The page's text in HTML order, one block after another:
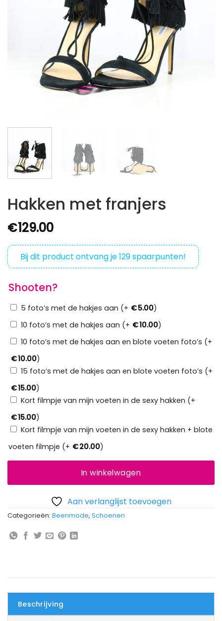
Hakken met franjers
€129.00
Bij dit product ontvang je129spaarpunten!
Shooten?
5 foto’s met de hakjes aan (+ €5.00)
10 foto’s met de hakjes aan (+ €10.00)
10 foto’s met de hakjes aan en blote voeten foto’s (+
€10.00)
15 foto’s met de hakjes aan en blote voeten foto’s (+
€15.00)
Kort filmpje van mijn voeten in de sexy hakken (+
€15.00)
Kort filmpje van mijn voeten in de sexy hakken + blote
voeten filmpje (+ €20.00)
In winkelwagen
Aan verlanglijst toevoegen
Categorieën: Beenmode, Schoenen
Beschrijving